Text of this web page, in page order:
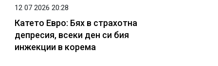
12 07 2026 20:28
Катето Евро: Бях в страхотна
депресия, всеки ден си бия
инжекции в корема